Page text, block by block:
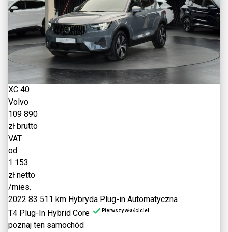
XC 40
Volvo
109 890
zł brutto
VAT
od
1 153
zł netto
/mies.
2022 83 511 km Hybryda Plug-in Automatyczna
T4 Plug-In Hybrid Core
Pierwszy właściciel
poznaj ten samochód